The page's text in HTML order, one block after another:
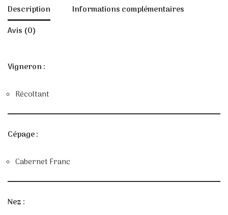
Description
Informations complémentaires
Avis (0)
Vigneron :
Récoltant
Cépage :
Cabernet Franc
Nez :